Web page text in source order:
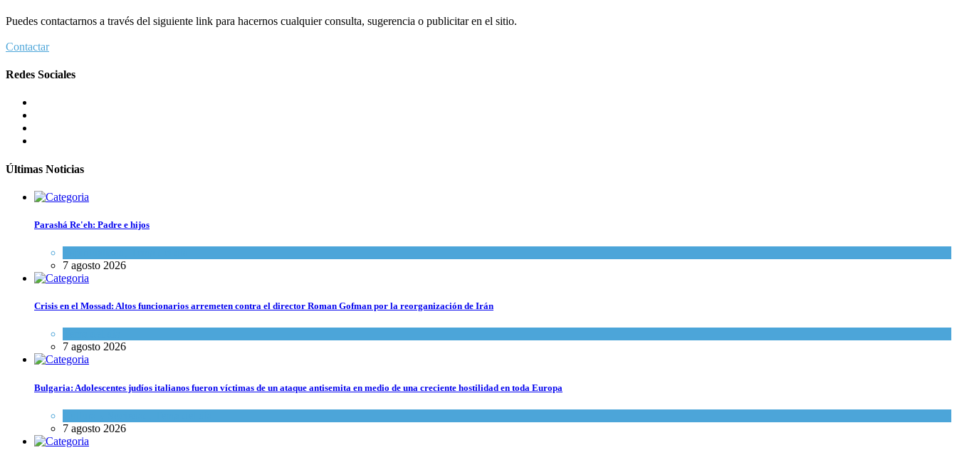
Puedes contactarnos a través del siguiente link para hacernos cualquier consulta, sugerencia o publicitar en el sitio.
Contactar
Redes Sociales
Últimas Noticias
Parashá Re'eh: Padre e hijos
7 agosto 2026
Crisis en el Mossad: Altos funcionarios arremeten contra el director Roman Gofman por la reorganización de Irán
7 agosto 2026
Bulgaria: Adolescentes judíos italianos fueron víctimas de un ataque antisemita en medio de una creciente hostilidad en toda Europa
7 agosto 2026